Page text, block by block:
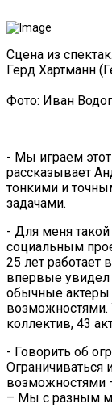
Сцена из
Герд Хартманн
Фото: Иван
- Мы играем
рассказывает
тонкими и
задачами.
- Для меня
социальным
25 лет работает
впервые увидел
обычные актеры
возможностями.
коллектив, 43
- Говорить об
Ограничиваться
возможностями
– Мы с разным